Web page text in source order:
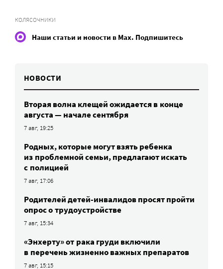
КОЛЯСОЧНИКИ
Наши статьи и новости в Max. Подпишитесь
НОВОСТИ
Вторая волна клещей ожидается в конце
августа — начале сентября
7 авг, 19:25
Родных, которые могут взять ребенка
из проблемной семьи, предлагают искать
с полицией
7 авг, 17:06
Родителей детей-инвалидов просят пройти
опрос о трудоустройстве
7 авг, 15:34
«Энхерту» от рака груди включили
в перечень жизненно важных препаратов
7 авг, 15:15